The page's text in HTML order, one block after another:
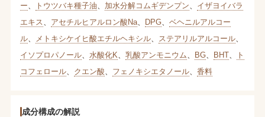
ー
トウツバキ種子油 加水分解コムギデンプン
イザヨイバラ
エキス
アセチルヒアルロン酸Na、 DPG、 ベヘニルアルコー
ル、 メトキシケイヒ酸エチルヘキシル、 ステアリルアルコール、
イソプロパノール、 水酸化K 乳酸アンモニウム BG、 BHT、
ト
コフェロール、 クエン酸 フェノキシエタノール、 香料
成分構成の解説